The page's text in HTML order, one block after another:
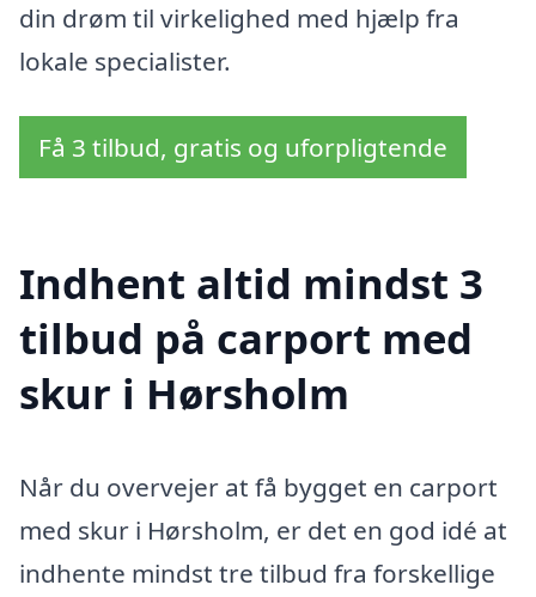
din drøm til virkelighed med hjælp fra
lokale specialister.
Få 3 tilbud, gratis og uforpligtende
Indhent altid mindst 3
tilbud på carport med
skur i Hørsholm
Når du overvejer at få bygget en carport
med skur i Hørsholm, er det en god idé at
indhente mindst tre tilbud fra forskellige